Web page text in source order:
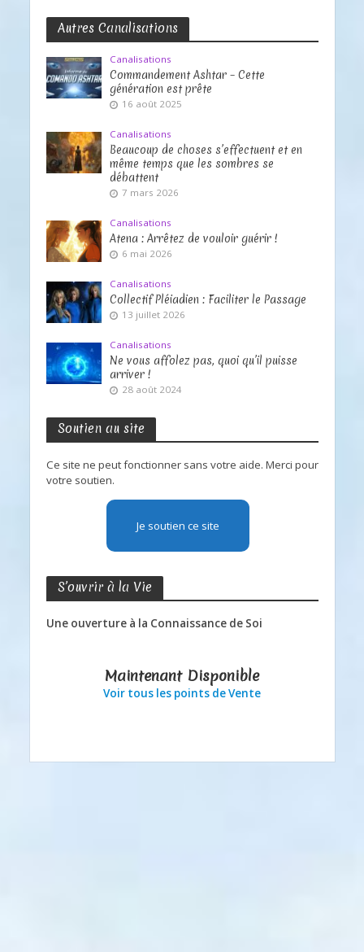
Autres Canalisations
Canalisations
Commandement Ashtar – Cette
génération est prête
16 août 2025
Canalisations
Beaucoup de choses s’effectuent et en
même temps que les sombres se
débattent
7 mars 2026
Canalisations
Atena : Arrêtez de vouloir guérir !
6 mai 2026
Canalisations
Collectif Pléiadien : Faciliter le Passage
13 juillet 2026
Canalisations
Ne vous affolez pas, quoi qu’il puisse
arriver !
28 août 2024
Soutien au site
Ce site ne peut fonctionner sans votre aide. Merci pour
votre soutien.
Je soutien ce site
S’ouvrir à la Vie
Une ouverture à la Connaissance de Soi
Maintenant Disponible
Voir tous les points de Vente